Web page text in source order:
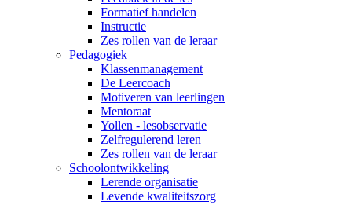
Formatief handelen
Instructie
Zes rollen van de leraar
Pedagogiek
Klassenmanagement
De Leercoach
Motiveren van leerlingen
Mentoraat
Yollen - lesobservatie
Zelfregulerend leren
Zes rollen van de leraar
Schoolontwikkeling
Lerende organisatie
Levende kwaliteitszorg